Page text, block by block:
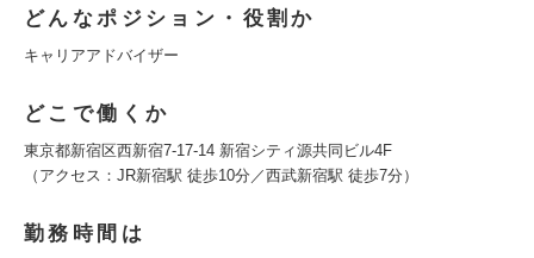
どんなポジション・役割か
キャリアアドバイザー
どこで働くか
東京都新宿区西新宿7-17-14 新宿シティ源共同ビル4F
（アクセス：JR新宿駅 徒歩10分／西武新宿駅 徒歩7分）
勤務時間は